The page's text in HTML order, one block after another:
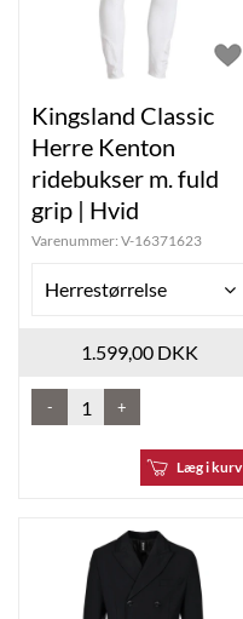
Kingsland Classic
Herre Kenton
ridebukser m. fuld
grip | Hvid
Varenummer: V-16371623
Herrestørrelse
1.599,00 DKK
- +
Læg i kurv